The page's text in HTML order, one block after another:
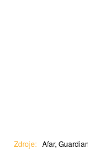
Zdroje: Afar,